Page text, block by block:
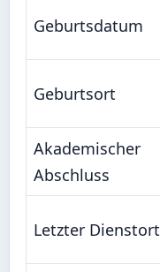
Geburtsdatum
Geburtsort
Akademischer
Abschluss
Letzter Dienstort